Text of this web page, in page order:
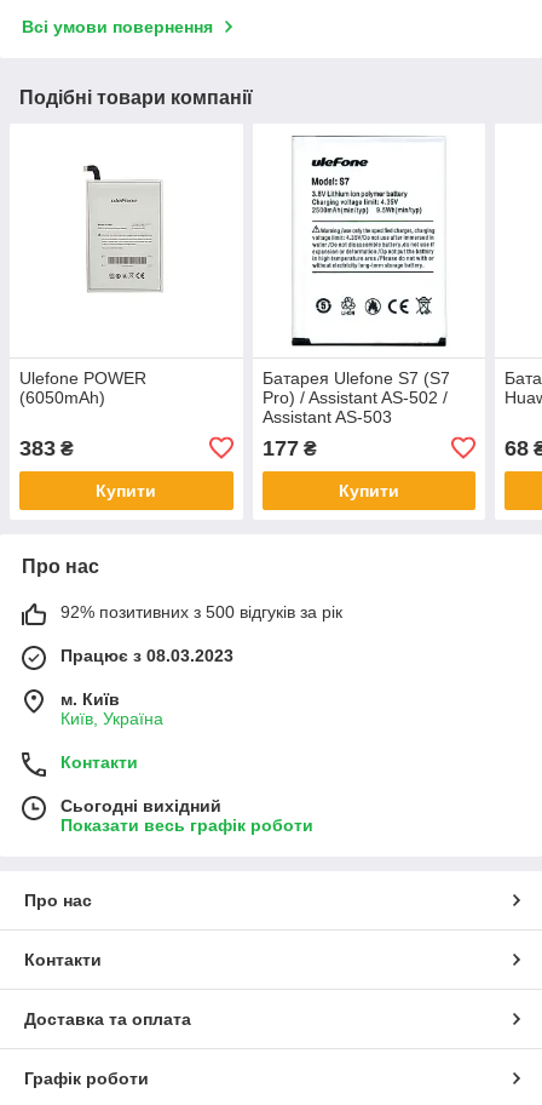
Всі умови повернення
Подібні товари компанії
Ulefone POWER
(6050mAh)
383 ₴
Купити
Батарея Ulefone S7 (S7
Pro) / Assistant AS-502 /
Assistant AS-503
177₴
Купити
68
Про нас
92% позитивних з 500 відгуків за рік
Працює з 08.03.2023
м. Київ
Київ, Україна
Контакти
Сьогодні вихідний
Показати весь графік роботи
Про нас
Контакти
Доставка та оплата
Графік роботи